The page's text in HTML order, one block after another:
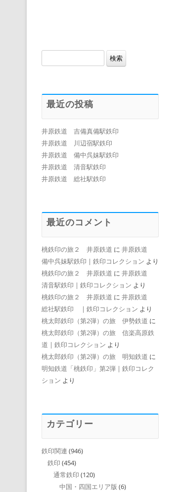
索:
最近の投稿
井原鉄道 吉備真備駅鉄印
井原鉄道 川辺宿駅鉄印
井原鉄道 備中呉妹駅鉄印
井原鉄道 清音駅鉄印
井原鉄道 総社駅鉄印
最近のコメント
桃鉄印の旅２ 井原鉄道 に 井原鉄道
備中呉妹駅鉄印 | 鉄印コレクション より
桃鉄印の旅２ 井原鉄道 に 井原鉄道
清音駅鉄印 | 鉄印コレクション より
桃鉄印の旅２ 井原鉄道 に 井原鉄道
総社駅鉄印 | 鉄印コレクション より
桃太郎鉄印（第2弾）の旅 伊勢鉄道 に
桃太郎鉄印（第2弾）の旅 信楽高原鉄
道 | 鉄印コレクション より
桃太郎鉄印（第2弾）の旅 明知鉄道 に
明知鉄道「桃鉄印」第2弾 | 鉄印コレク
ション より
カテゴリー
鉄印関連 (946)
鉄印 (454)
通常鉄印 (120)
中国・四国エリア版 (6)